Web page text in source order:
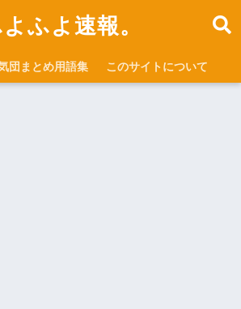
ふよ速報。
団まとめ用語集 このサイトについて